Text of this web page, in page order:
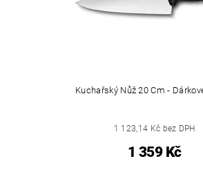
Kuchařský Nůž 20 Cm -
1 123,14 Kč bez DPH
1 359 Kč